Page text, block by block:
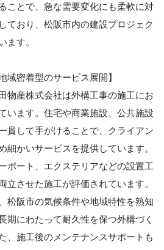
ことで、急な需要変化にも柔軟に対
ており、松阪市内の建設プロジェク
ます。
域密着型のサービス展開】
物産株式会社は外構工事の施工にお
います。住宅や商業施設、公共施設
貫して手がけることで、クライアン
細かいサービスを提供しています。
ポート、エクステリアなどの設置工
立させた施工が評価されています。
松阪市の気候条件や地域特性を熟知
期にわたって耐久性を保つ外構づく
、施工後のメンテナンスサポートも